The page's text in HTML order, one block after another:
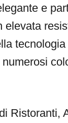
e
elevata
Ristoranti,